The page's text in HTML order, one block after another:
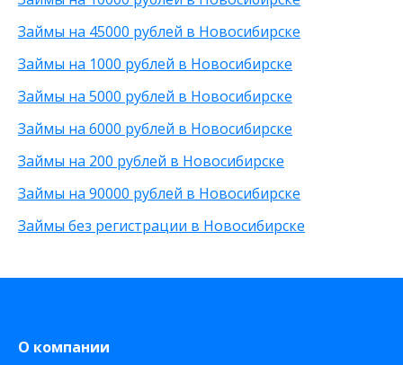
На неименную карту
На виртуальную карту
На зарплатную карту
По телефону
Через Телеграм
На Webmoney
Через Золотую Корону
На карту круглосуточно
Через приложение
На карту Моментум
Не выходя из дома
Без фото
Без подтверждения личности
Без процентов
С высоким одобрением
Без залога
Без посредников
Без посещения офиса
Без звонков
200 рублей
25 000 рублей
15 000 рублей
30 000 рублей
8 000 рублей
500 рублей
20 000 рублей
Займы на 45000 рублей в Новосибирске
Займы на 1000 рублей в Новосибирске
Займы на 5000 рублей в Новосибирске
Займы на 6000 рублей в Новосибирске
Займы на 200 рублей в Новосибирске
Займы на 90000 рублей в Новосибирске
Займы без регистрации в Новосибирске
О компании